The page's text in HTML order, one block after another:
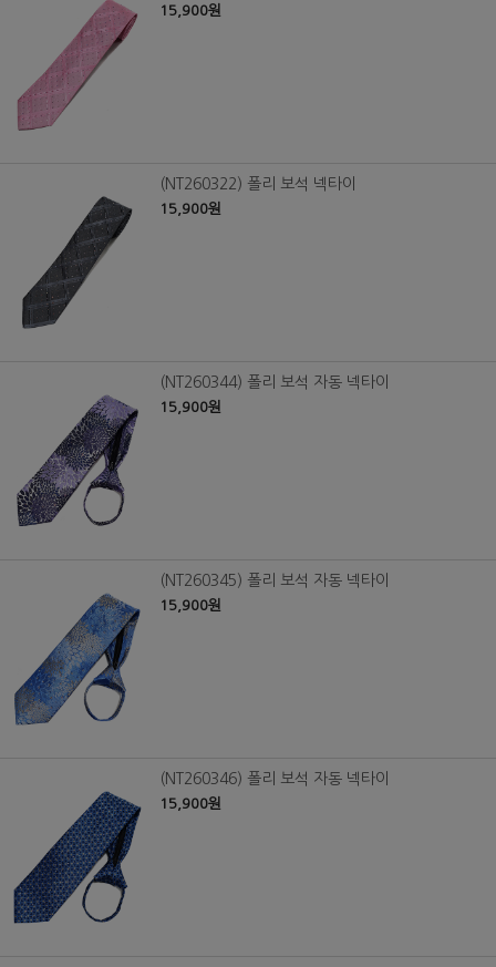
15,900원
(NT260322) 폴리 보석 넥타이
15,900원
(NT260344) 폴리 보석 자동 넥타이
15,900원
(NT260345) 폴리 보석 자동 넥타이
15,900원
(NT260346) 폴리 보석 자동 넥타이
15,900원